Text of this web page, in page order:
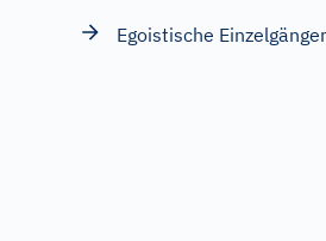
Egoistische Einzelgänger